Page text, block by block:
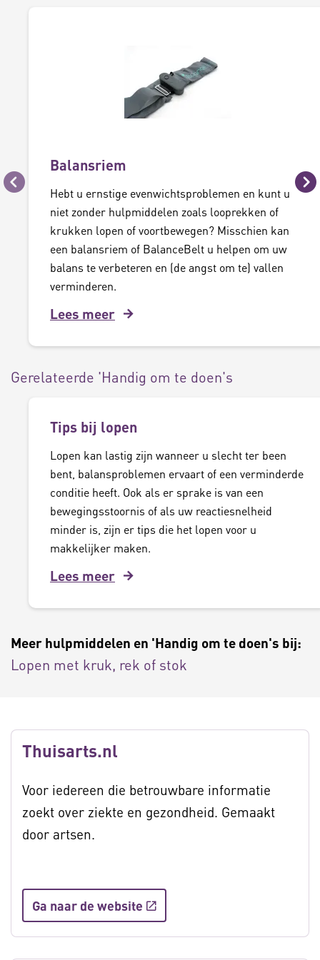
Vorige
Balansriem
Hebt u ernstige evenwichtsproblemen en kunt u
niet zonder hulpmiddelen zoals looprekken of
krukken lopen of voortbewegen? Misschien kan
een balansriem of BalanceBelt u helpen om uw
balans te verbeteren en (de angst om te) vallen
verminderen.
Lees meer
Gerelateerde 'Handig om te doen's
Tips bij lopen
Lopen kan lastig zijn wanneer u slecht ter been
bent, balansproblemen ervaart of een verminderde
conditie heeft. Ook als er sprake is van een
bewegingsstoornis of als uw reactiesnelheid
minder is, zijn er tips die het lopen voor u
makkelijker maken.
Lees meer
Meer hulpmiddelen en 'Handig om te doen's bij:
Lopen met kruk, rek of stok
Thuisarts.nl
Voor iedereen die betrouwbare informatie
zoekt over ziekte en gezondheid. Gemaakt
door artsen.
Ga naar de website